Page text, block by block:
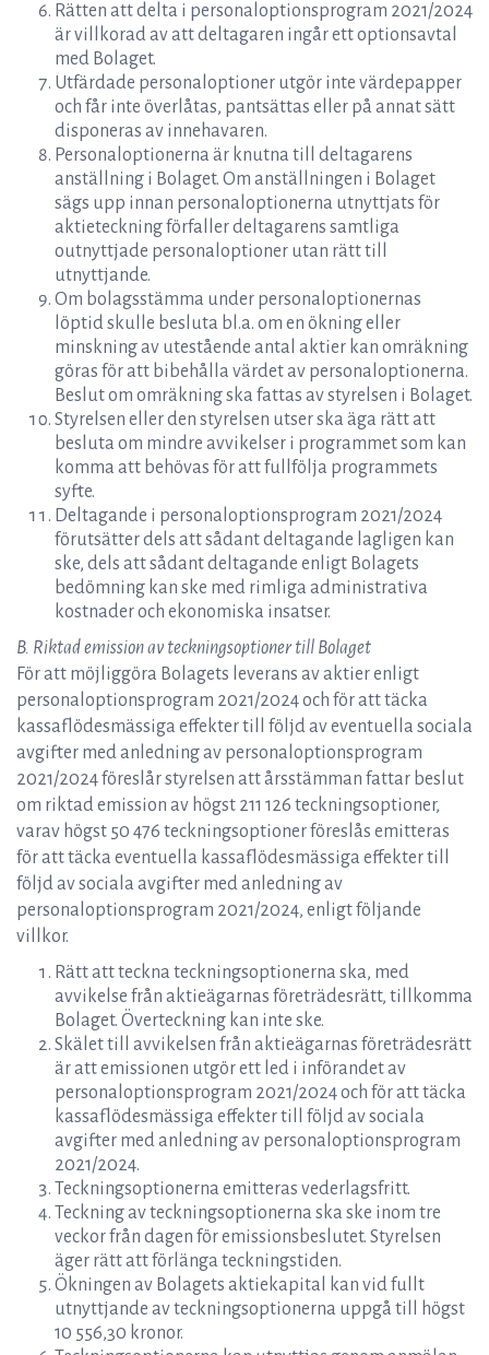
Rätten att delta i personaloptionsprogram 2021/2024
är villkorad av att deltagaren ingår ett optionsavtal
med Bolaget.
Utfärdade personaloptioner utgör inte värdepapper
och får inte överlåtas, pantsättas eller på annat sätt
disponeras av innehavaren.
Personaloptionerna är knutna till deltagarens
anställning i Bolaget. Om anställningen i Bolaget
sägs upp innan personaloptionerna utnyttjats för
aktieteckning förfaller deltagarens samtliga
outnyttjade personaloptioner utan rätt till
utnyttjande.
Om bolagsstämma under personaloptionernas
löptid skulle besluta bl.a. om en ökning eller
minskning av utestående antal aktier kan omräkning
göras för att bibehålla värdet av personaloptionerna.
Beslut om omräkning ska fattas av styrelsen i Bolaget.
Styrelsen eller den styrelsen utser ska äga rätt att
besluta om mindre avvikelser i programmet som kan
komma att behövas för att fullfölja programmets
syfte.
Deltagande i personaloptionsprogram 2021/2024
förutsätter dels att sådant deltagande lagligen kan
ske, dels att sådant deltagande enligt Bolagets
bedömning kan ske med rimliga administrativa
kostnader och ekonomiska insatser.
B. Riktad emission av teckningsoptioner till Bolaget
För att möjliggöra Bolagets leverans av aktier enligt
personaloptionsprogram 2021/2024 och för att täcka
kassaflödesmässiga effekter till följd av eventuella sociala
avgifter med anledning av personaloptionsprogram
2021/2024 föreslår styrelsen att årsstämman fattar beslut
om riktad emission av högst 211 126 teckningsoptioner,
varav högst 50 476 teckningsoptioner föreslås emitteras
för att täcka eventuella kassaflödesmässiga effekter till
följd av sociala avgifter med anledning av
personaloptionsprogram 2021/2024, enligt följande
villkor.
Rätt att teckna teckningsoptionerna ska, med
avvikelse från aktieägarnas företrädesrätt, tillkomma
Bolaget. Överteckning kan inte ske.
Skälet till avvikelsen från aktieägarnas företrädesrätt
är att emissionen utgör ett led i införandet av
personaloptionsprogram 2021/2024 och för att täcka
kassaflödesmässiga effekter till följd av sociala
avgifter med anledning av personaloptionsprogram
2021/2024.
Teckningsoptionerna emitteras vederlagsfritt.
Teckning av teckningsoptionerna ska ske inom tre
veckor från dagen för emissionsbeslutet. Styrelsen
äger rätt att förlänga teckningstiden.
Ökningen av Bolagets aktiekapital kan vid fullt
utnyttjande av teckningsoptionerna uppgå till högst
10 556,30 kronor.